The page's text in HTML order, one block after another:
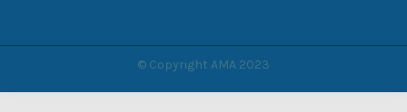
© Copyright AMA 2023